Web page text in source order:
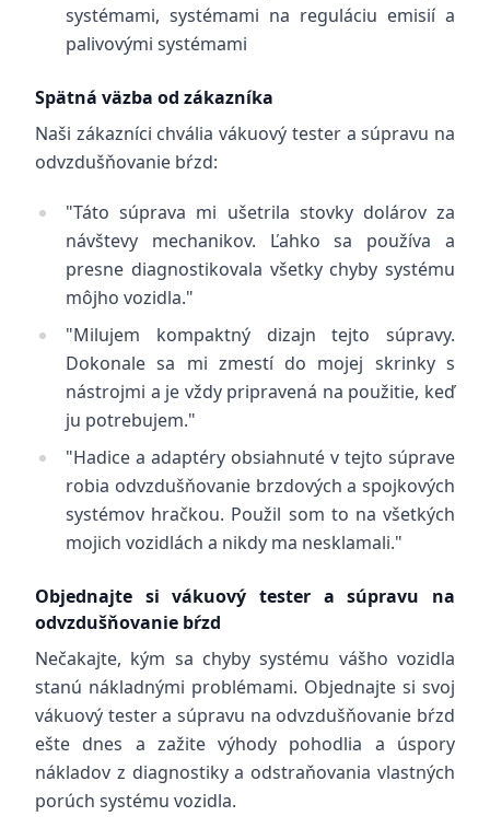
systémami, systémami na reguláciu emisií a
palivovými systémami
Spätná väzba od zákazníka
Naši zákazníci chvália vákuový tester a súpravu na
odvzdušňovanie bŕzd:
"Táto súprava mi ušetrila stovky dolárov za
návštevy mechanikov. Ľahko sa používa a
presne diagnostikovala všetky chyby systému
môjho vozidla."
"Milujem kompaktný dizajn tejto súpravy.
Dokonale sa mi zmestí do mojej skrinky s
nástrojmi a je vždy pripravená na použitie, keď
ju potrebujem."
"Hadice a adaptéry obsiahnuté v tejto súprave
robia odvzdušňovanie brzdových a spojkových
systémov hračkou. Použil som to na všetkých
mojich vozidlách a nikdy ma nesklamali."
Objednajte si vákuový tester a súpravu na
odvzdušňovanie bŕzd
Nečakajte, kým sa chyby systému vášho vozidla
stanú nákladnými problémami. Objednajte si svoj
vákuový tester a súpravu na odvzdušňovanie bŕzd
ešte dnes a zažite výhody pohodlia a úspory
nákladov z diagnostiky a odstraňovania vlastných
porúch systému vozidla.